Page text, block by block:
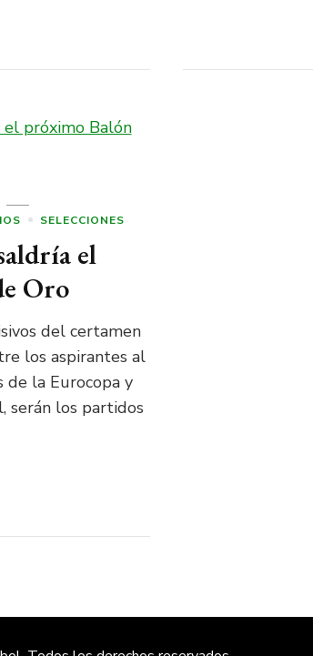
SELECCIONES
el
Oro
del certamen
los aspirantes al
de la Eurocopa y
serán los partidos